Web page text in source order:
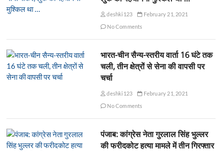
deshki123
February 21, 2021
No Comments
भारत-चीन सैन्य-स्तरीय वार्ता 16 घंटे तक
चली, तीन क्षेत्रों से सेना की वापसी पर
चर्चा
deshki123
February 21, 2021
No Comments
पंजाब: कांग्रेस नेता गुरलाल सिंह भुल्लर
की फरीदकोट हत्या मामले में तीन गिरफ्तार